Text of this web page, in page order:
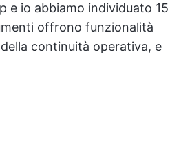
e io abbiamo individuato 15
offrono funzionalità
continuità operativa, e